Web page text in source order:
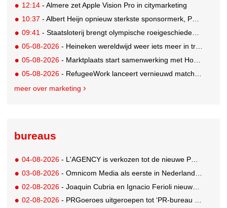
12:14 - Almere zet Apple Vision Pro in citymarketing
10:37 - Albert Heijn opnieuw sterkste sponsormerk, PostNL daalt
09:41 - Staatsloterij brengt olympische roeigeschiedenis tot leven voor WK Roeien
05-08-2026 - Heineken wereldwijd weer iets meer in trek
05-08-2026 - Marktplaats start samenwerking met House of Cars
05-08-2026 - RefugeeWork lanceert vernieuwd matchingplatform voor nieuwkomers en werkgevers
meer over marketing
bureaus
04-08-2026 - L'AGENCY is verkozen tot de nieuwe PR-partner van KoRo
03-08-2026 - Omnicom Media als eerste in Nederland actief met advertenties in ChatGPT
02-08-2026 - Joaquin Cubria en Ignacio Ferioli nieuwe Global CCO’s GUT, Renata Neumann Global Head of Production
02-08-2026 - PRGoeroes uitgeroepen tot ‘PR-bureau van het jaar 2026’